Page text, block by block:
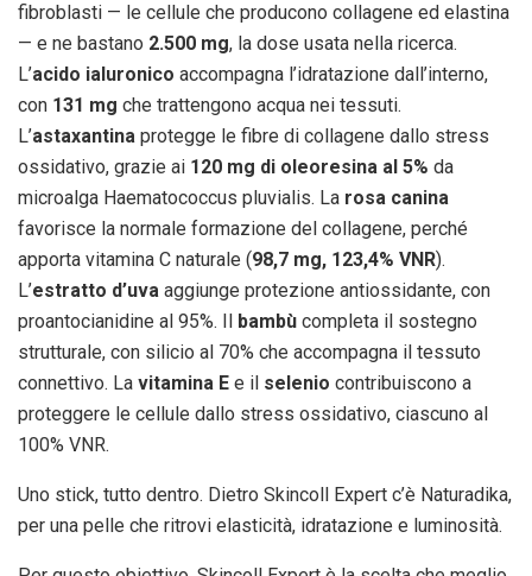
fibroblasti — le cellule che producono collagene ed elastina
— e ne bastano 2.500 mg, la dose usata nella ricerca.
L’acido ialuronico accompagna l’idratazione dall’interno,
con 131 mg che trattengono acqua nei tessuti.
L’astaxantina protegge le fibre di collagene dallo stress
ossidativo, grazie ai 120 mg di oleoresina al 5% da
microalga Haematococcus pluvialis. La rosa canina
favorisce la normale formazione del collagene, perché
apporta vitamina C naturale (98,7 mg, 123,4% VNR).
L’estratto d’uva aggiunge protezione antiossidante, con
proantocianidine al 95%. Il bambù completa il sostegno
strutturale, con silicio al 70% che accompagna il tessuto
connettivo. La vitamina E e il selenio contribuiscono a
proteggere le cellule dallo stress ossidativo, ciascuno al
100% VNR.
Uno stick, tutto dentro. Dietro Skincoll Expert c’è Naturadika,
per una pelle che ritrovi elasticità, idratazione e luminosità.